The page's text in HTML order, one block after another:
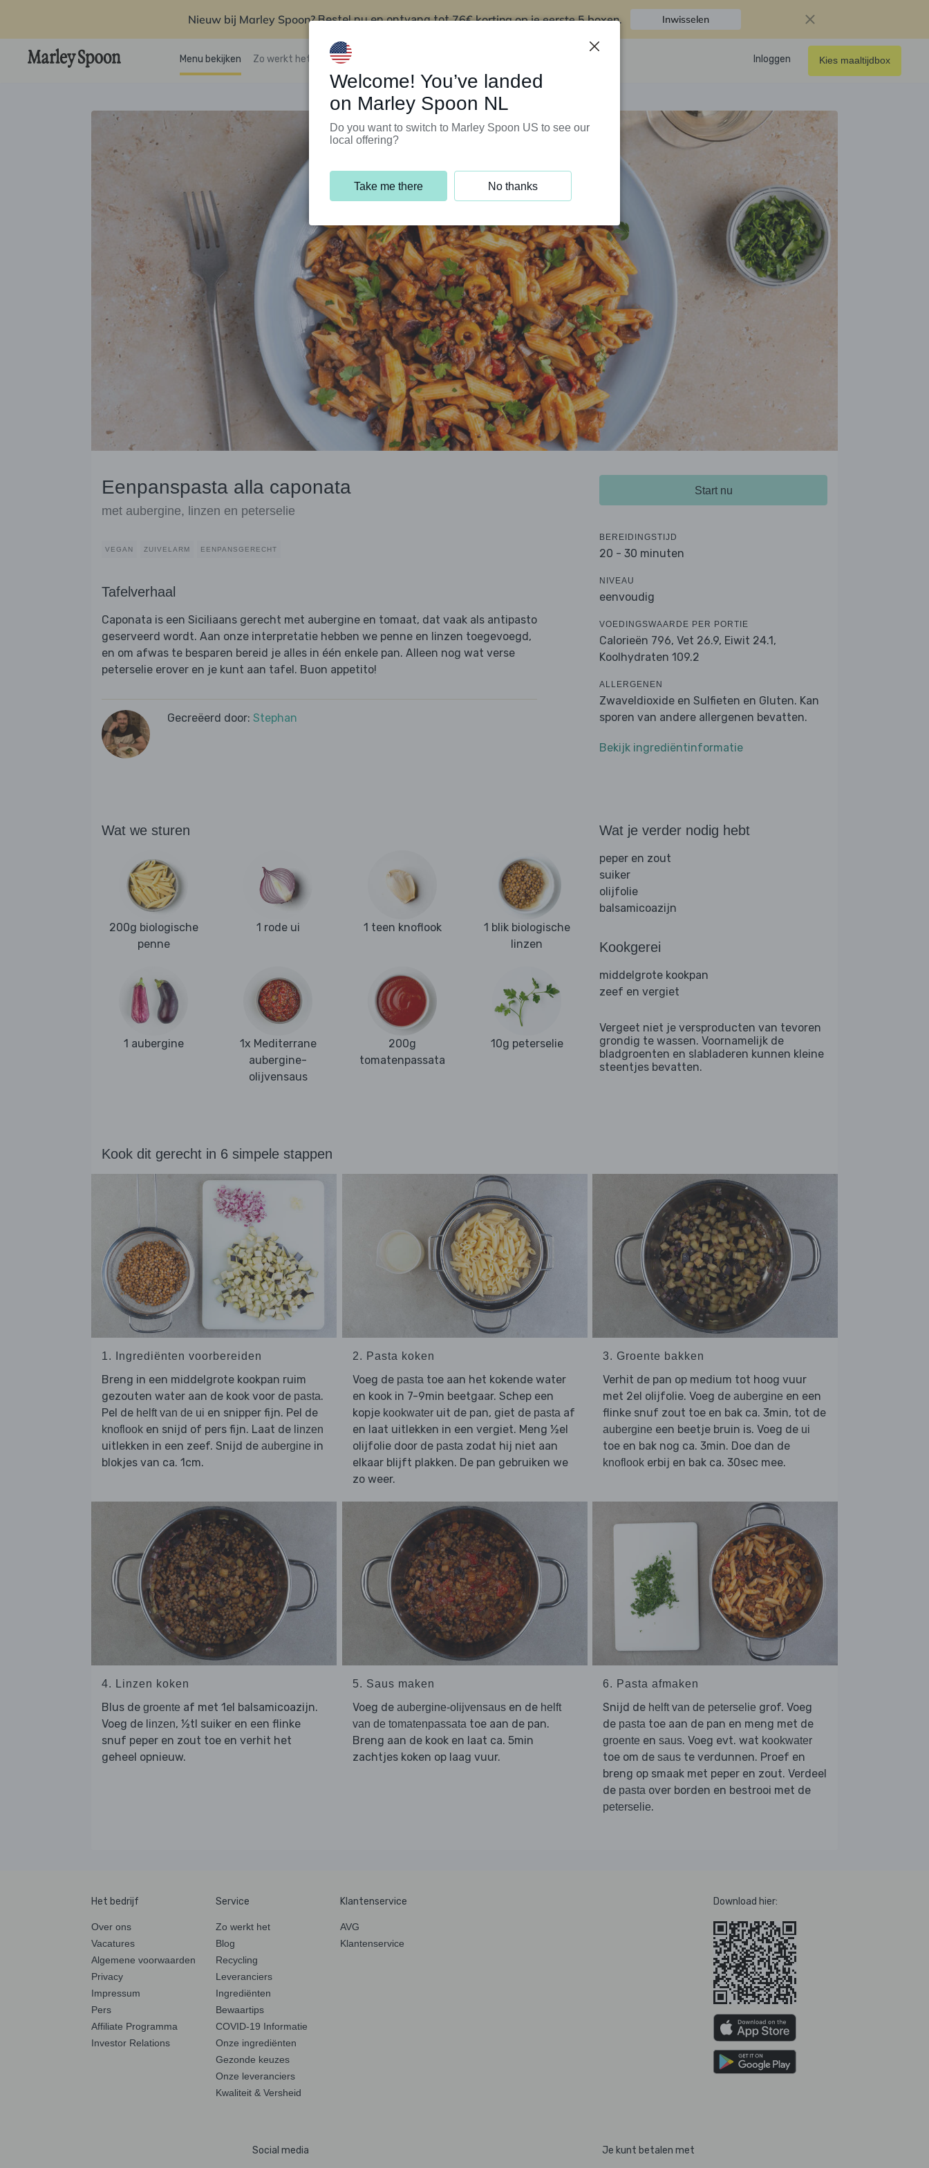
Nieuw bij Marley Spoon?Bestel nu en ontvang tot76€ korting op je eerste 5 boxen. Inwisselen
Menu bekijken Zo werkt het Klantenservice Inloggen Kies maaltijdbox
Eenpanspasta alla caponata
met aubergine, linzen en peterselie
VEGAN ZUIVELARM EENPANSGERECHT
Tafelverhaal
Caponata is een Siciliaans gerecht met aubergine en tomaat, dat vaak als antipasto
geserveerd wordt. Aan onze interpretatie hebben we penne en linzen toegevoegd,
en om afwas te besparen bereid je alles in één enkele pan. Alleen nog wat verse
peterselie erover en je kunt aan tafel. Buon appetito!
Gecreëerd door: Stephan
Start nu
BEREIDINGSTIJD
20 - 30 minuten
NIVEAU
eenvoudig
VOEDINGSWAARDE PER PORTIE
Calorieën 796, Vet 26.9, Eiwit 24.1,
Koolhydraten 109.2
ALLERGENEN
Zwaveldioxide en Sulfieten en Gluten. Kan
sporen van andere allergenen bevatten.
Bekijk ingrediëntinformatie
Wat we sturen
200g biologische
penne
1 rode ui 1 teen knoflook
1 blik biologische
linzen
1 aubergine
1x Mediterrane
aubergine-
olijvensaus
200g
tomatenpassata
10g peterselie
Wat je verder nodig hebt
peper en zout
suiker
olijfolie
balsamicoazijn
Kookgerei
middelgrote kookpan
zeef en vergiet
Vergeet niet je versproducten van tevoren
grondig te wassen. Voornamelijk de
bladgroenten en slabladeren kunnen kleine
steentjes bevatten.
Kook dit gerecht in 6 simpele stappen
1. Ingrediënten voorbereiden
Breng in een middelgrote kookpan ruim
gezouten water aan de kook voor de pasta.
Pel de helft van de ui en snipper fijn. Pel de
knoflook en snijd of pers fijn. Laat de linzen
uitlekken in een zeef. Snijd de aubergine in
blokjes van ca. 1cm.
2. Pasta koken
Voeg de pastatoe aan het kokende water
en kook in 7-9min beetgaar. Schep een
kopje kookwateruit de pan, giet de pastaaf
en laat uitlekken in een vergiet. Meng ½el
olijfolie door de pastazodat hij niet aan
elkaar blijft plakken. De pan gebruiken we
zo weer.
3. Groente bakken
Verhit de pan op medium tot hoog vuur
met 2el olijfolie. Voeg de aubergine en een
flinke snuf zout toe en bak ca. 3min, tot de
aubergine een beetje bruin is. Voeg de ui
toe en bak nog ca. 3min. Doe dan de
knoflook erbij en bak ca. 30sec mee.
4. Linzen koken
Blus de groente af met 1el balsamicoazijn.
Voeg de linzen, ½tl suiker en een flinke
snuf peper en zout toe en verhit het
geheel opnieuw.
5. Saus maken
Voeg de aubergine-olijvensausen de helft
van de tomatenpassata toe aan de pan.
Breng aan de kook en laat ca. 5min
zachtjes koken op laag vuur.
6. Pasta afmaken
Snijd de helft van de peterselie grof. Voeg
de pasta toe aan de pan en meng met de
groente en saus. Voeg evt. wat kookwater
toe om de saus te verdunnen. Proef en
breng op smaak met peper en zout. Verdeel
de pasta over borden en bestrooi met de
peterselie.
Het bedrijf
Over ons
Vacatures
Algemene voorwaarden
Privacy
Impressum
Pers
Affiliate Programma
Investor Relations
Service
Zo werkt het
Blog
Recycling
Leveranciers
Ingrediënten
Bewaartips
COVID-19 Informatie
Onze ingrediënten
Gezonde keuzes
Onze leveranciers
Kwaliteit & Versheid
Klantenservice
AVG
Klantenservice
Download hier:
Social media Je kunt betalen met
Welcome! You’ve landed
on Marley Spoon NL
Do you want to switch to Marley Spoon US to see our
local offering?
Take me there No thanks